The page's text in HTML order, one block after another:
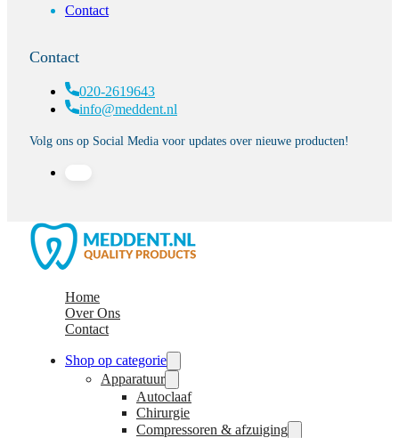
Contact
Contact
020-2619643
info@meddent.nl
Volg ons op Social Media voor updates over nieuwe producten!
Home
Over Ons
Contact
Shop op categorie
Apparatuur
Autoclaaf
Chirurgie
Compressoren & afzuiging